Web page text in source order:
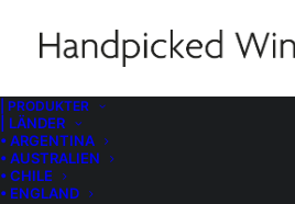
| PRODUKTER
| LÄNDER
• ARGENTINA
• AUSTRALIEN
• CHILE
• ENGLAND